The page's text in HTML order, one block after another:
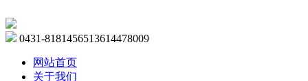
0431-8181456513614478009
网站首页
关于我们